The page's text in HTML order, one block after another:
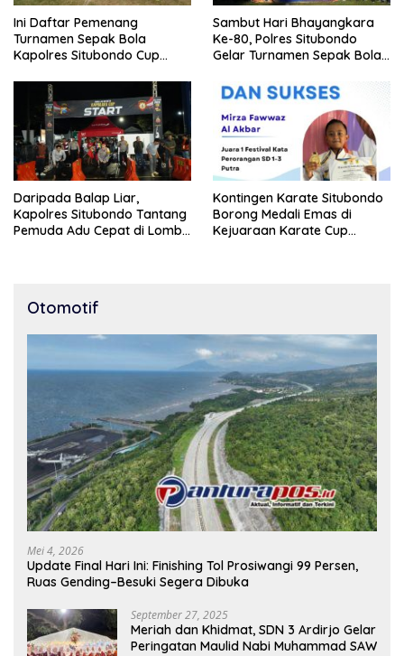
Ini Daftar Pemenang
Turnamen Sepak Bola
Kapolres Situbondo Cup
10 Tahun
Sambut Hari Bhayangkara
Ke-80, Polres Situbondo
Gelar Turnamen Sepak Bola
Daripada Balap Liar,
Kapolres Situbondo Tantang
Pemuda Adu Cepat di Lomba
Kontingen Karate Situbondo
Borong Medali Emas di
Kejuaraan Karate Cup
Otomotif
Mei 4, 2026
Update Final Hari Ini: Finishing Tol Prosiwangi 99 Persen,
Ruas Gending–Besuki Segera Dibuka
September 27, 2025
Meriah dan Khidmat, SDN 3 Ardirjo Gelar
Peringatan Maulid Nabi Muhammad SAW